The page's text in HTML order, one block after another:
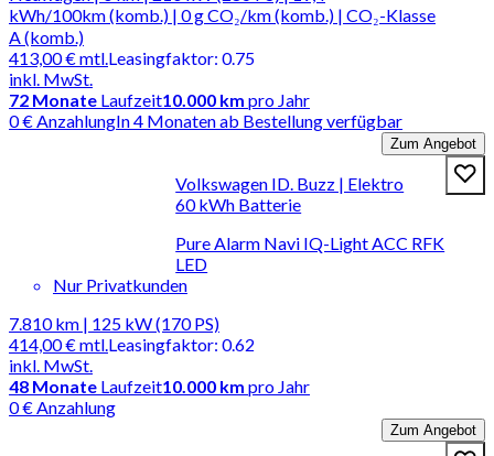
kWh/100km (komb.) | 0 g CO₂/km (komb.) | CO₂-Klasse
A (komb.)
413,00 €mtl.
inkl. MwSt.
Leasingfaktor: 0.75
72 Monate Laufzeit10.000 km pro Jahr
0 € AnzahlungIn 4 Monaten ab Bestellung verfügbar
Zum Angebot
Volkswagen ID. Buzz | Elektro
60 kWh Batterie
Pure Alarm Navi IQ-Light ACC RFK
LED
Nur Privatkunden
7.810 km | 125 kW (170 PS)
414,00 €mtl.
inkl. MwSt.
Leasingfaktor: 0.62
48 Monate Laufzeit10.000 km pro Jahr
0 € Anzahlung
Zum Angebot